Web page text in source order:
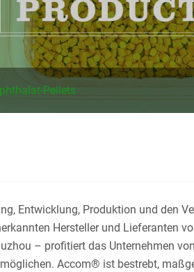
Pellets
Entwicklung, Produktion und den
Hersteller und Lieferanten
– profitiert das Unternehmen
Accom® ist bestrebt,